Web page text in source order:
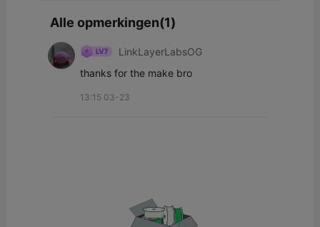
Alle opmerkingen(1)
LinkLayerLabsOG
thanks for the make bro
13:15 03-23